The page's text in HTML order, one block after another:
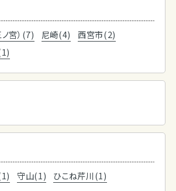
宮）(7) 尼崎(4)
西宮市(2)
守山(1) ひこね芹川(1)